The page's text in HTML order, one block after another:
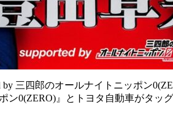
三四郎のオールナイトニッポン
ン0(ZERO)』とトヨタ自動車がタ